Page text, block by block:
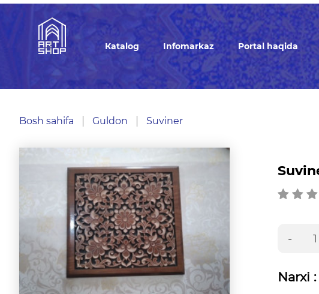
Кatalog Infomarkaz Portal haqida
Bosh sahifa Guldon Suviner
Narxi :